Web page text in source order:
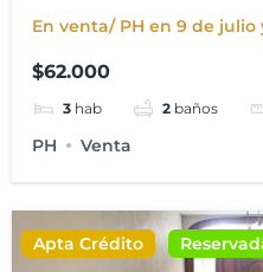
En venta/ PH en 9 de julio
PARA CRÉDITO
$62.000
3 hab 2 baños
PH Venta
Apta Crédito